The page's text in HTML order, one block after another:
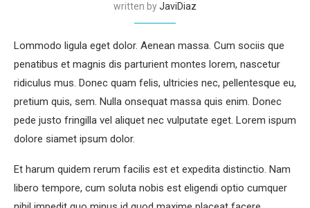
written byJaviDiaz
Lommodo ligula eget dolor. Aenean massa. Cum sociis que
penatibus et magnis dis parturient montes lorem, nascetur
ridiculus mus. Donec quam felis, ultricies nec, pellentesque eu,
pretium quis, sem. Nulla onsequat massa quis enim. Donec
pede justo fringilla vel aliquet nec vulputate eget. Lorem ispum
dolore siamet ipsum dolor.
Et harum quidem rerum facilis est et expedita distinctio. Nam
libero tempore, cum soluta nobis est eligendi optio cumquer